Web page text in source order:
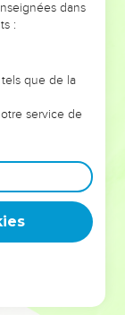
les erreurs
même que ce
et responsables
leurs erreurs
ministère, une
est faite
dans
:
que de la
service de